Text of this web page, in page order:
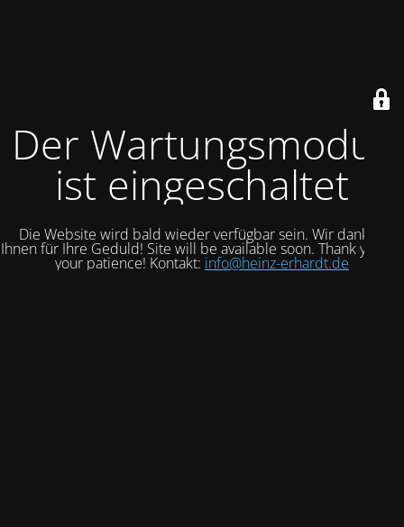
Der Wartungsmodus
ist eingeschaltet
Die Website wird bald wieder verfügbar sein. Wir danken
Ihnen für Ihre Geduld! Site will be available soon. Thank you for
your patience! Kontakt: info@heinz-erhardt.de